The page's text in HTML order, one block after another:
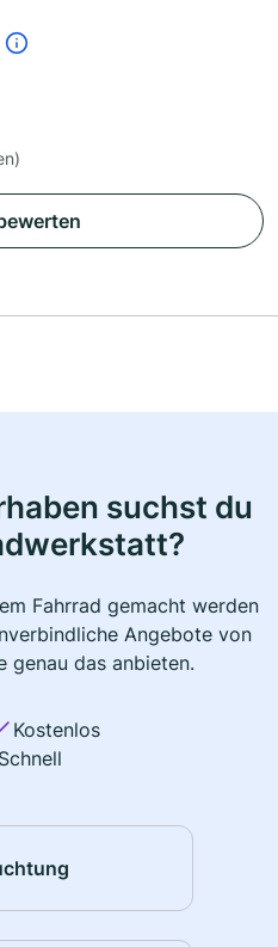
suchst du
Fahrrad gemacht werden
Angebote von
genau das anbieten.
Kostenlos
Schnell